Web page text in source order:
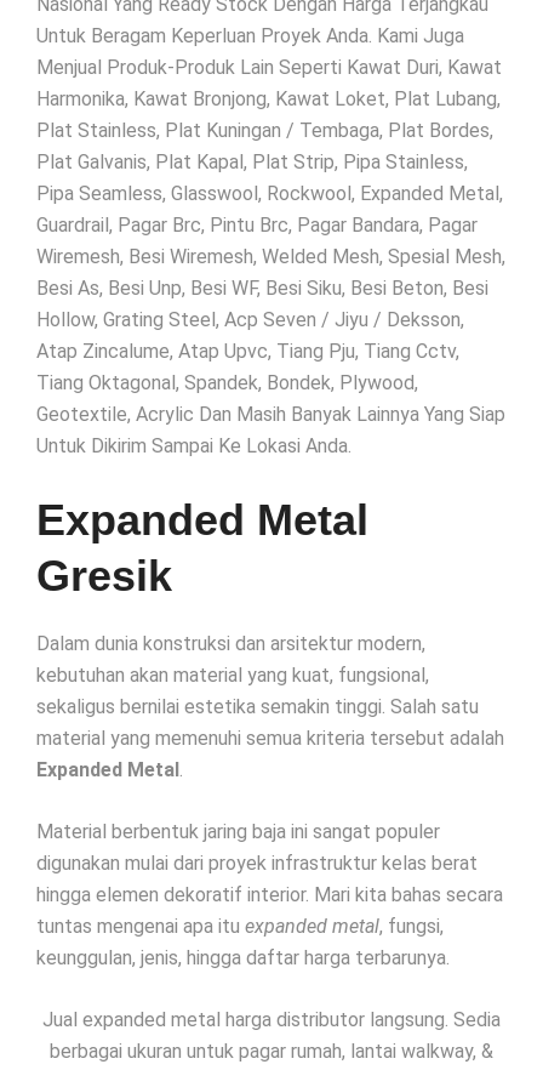
Untuk Beragam Keperluan Proyek Anda. Kami Juga
Menjual Produk-Produk Lain Seperti Kawat Duri, Kawat
Harmonika, Kawat Bronjong, Kawat Loket, Plat Lubang,
Plat Stainless, Plat Kuningan / Tembaga, Plat Bordes,
Plat Galvanis, Plat Kapal, Plat Strip, Pipa Stainless,
Pipa Seamless, Glasswool, Rockwool, Expanded Metal,
Guardrail, Pagar Brc, Pintu Brc, Pagar Bandara, Pagar
Wiremesh, Besi Wiremesh, Welded Mesh, Spesial Mesh,
Besi As, Besi Unp, Besi WF, Besi Siku, Besi Beton, Besi
Hollow, Grating Steel, Acp Seven / Jiyu / Deksson,
Atap Zincalume, Atap Upvc, Tiang Pju, Tiang Cctv,
Tiang Oktagonal, Spandek, Bondek, Plywood,
Geotextile, Acrylic Dan Masih Banyak Lainnya Yang Siap
Untuk Dikirim Sampai Ke Lokasi Anda.
Expanded Metal
Gresik
Dalam dunia konstruksi dan arsitektur modern,
kebutuhan akan material yang kuat, fungsional,
sekaligus bernilai estetika semakin tinggi. Salah satu
material yang memenuhi semua kriteria tersebut adalah
Expanded Metal.
Material berbentuk jaring baja ini sangat populer
digunakan mulai dari proyek infrastruktur kelas berat
hingga elemen dekoratif interior. Mari kita bahas secara
tuntas mengenai apa itu expanded metal, fungsi,
keunggulan, jenis, hingga daftar harga terbarunya.
Jual expanded metal harga distributor langsung. Sedia
berbagai ukuran untuk pagar rumah, lantai walkway, &